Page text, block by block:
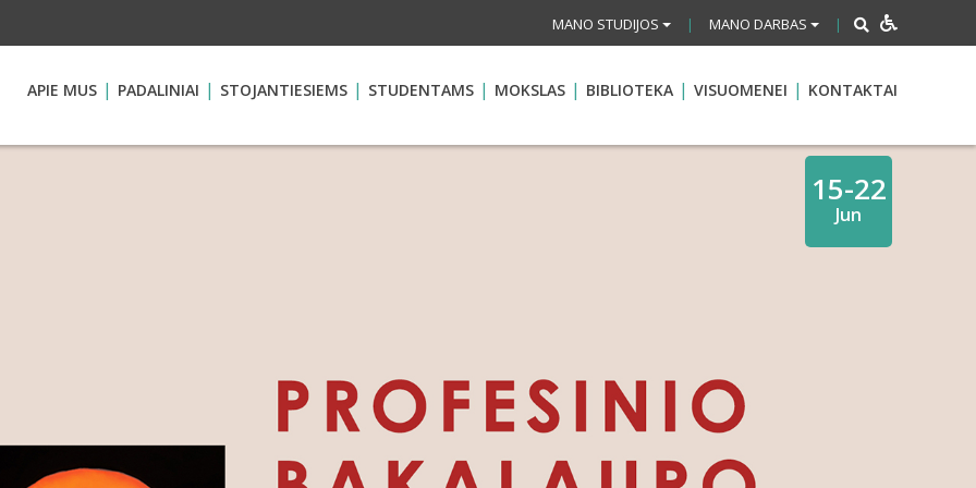
MANO STUDIJOS | MANO DARBAS |
APIE MUS PADALINIAI STOJANTIESIEMS STUDENTAMS MOKSLAS BIBLIOTEKA VISUOMENEI KONTAKTAI
15-22
Jun